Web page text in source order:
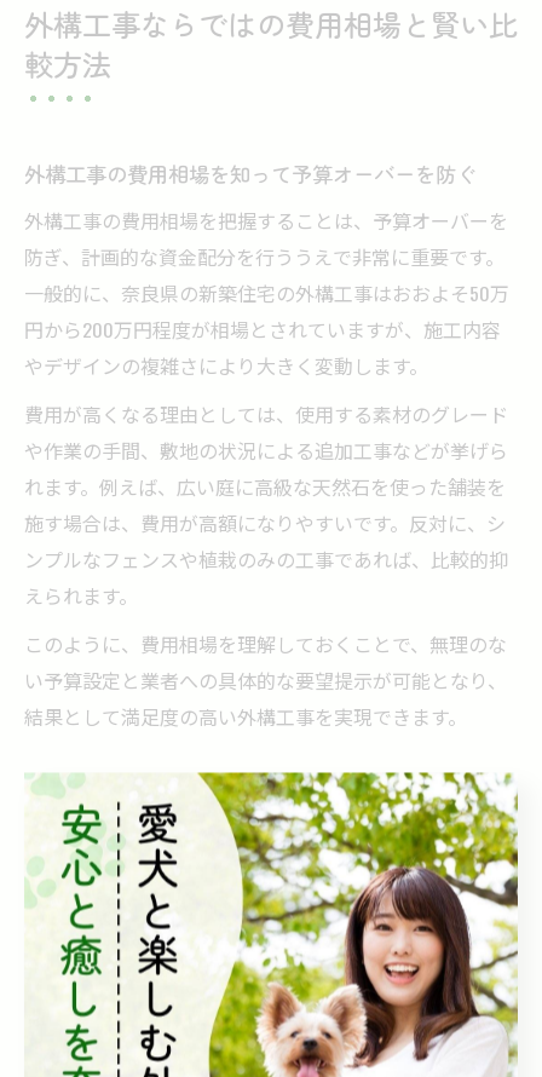
外構工事ならではの費用相場と賢い比
較方法
外構工事の費用相場を知って予算オーバーを防ぐ
外構工事の費用相場を把握することは、予算オーバーを
防ぎ、計画的な資金配分を行ううえで非常に重要です。
一般的に、奈良県の新築住宅の外構工事はおおよそ50万
円から200万円程度が相場とされていますが、施工内容
やデザインの複雑さにより大きく変動します。
費用が高くなる理由としては、使用する素材のグレード
や作業の手間、敷地の状況による追加工事などが挙げら
れます。例えば、広い庭に高級な天然石を使った舗装を
施す場合は、費用が高額になりやすいです。反対に、シ
ンプルなフェンスや植栽のみの工事であれば、比較的抑
えられます。
このように、費用相場を理解しておくことで、無理のな
い予算設定と業者への具体的な要望提示が可能となり、
結果として満足度の高い外構工事を実現できます。
外構工事の見積もり比較で分かる価格差の理由
外構工事の見積もりを複数業者から取ることで、価格差
の理由を具体的に把握しやすくなります。見積もりの差
は主に材料費、施工方法、工期、そして業者の技術力や
サービス内容によって生じます。
例えば、同じフェンス工事でも、使用する素材の種類
（アルミ製か木製かなど）や耐久性の違いによって価格
は大きく異なります。また、施工にかかる人件費や現場